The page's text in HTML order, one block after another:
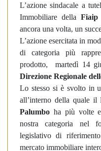
L’azione sindacale a
Immobiliare dellaFiaip
ancora una volta, un
L’azione esercitata in
di categoria più
prodotto, martedì 14
Direzione Regionale
Lo stesso si è svolto in
all’interno della quale il
Palumbo ha più volte
nostra categoria nel
legislativo di
mercato immobiliare